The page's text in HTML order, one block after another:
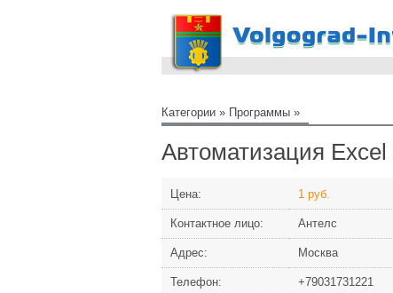
Категории » Программы »
Автоматизация
Цена: 1 руб.
Контактное лицо: Антелс
Адрес: Москва
Телефон: +79031731221